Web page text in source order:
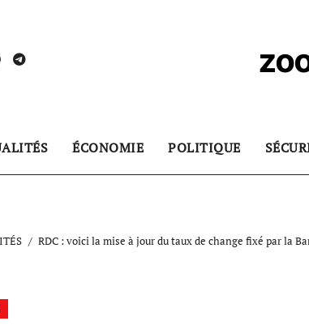
ÉCONOMIE POLITIQUE
RDC : voici la mise à jour du taux de change fixé par la